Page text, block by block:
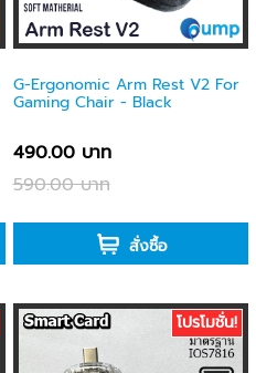
G-Ergonomic Arm Rest V2 For
Gaming Chair - Black
490.00 บาท
590.00 บาท
สั่งซื้อ
โปรโมชั่น!